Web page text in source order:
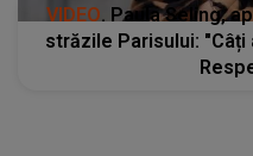
VIDEO. Paula Seling,
străzile Parisului: